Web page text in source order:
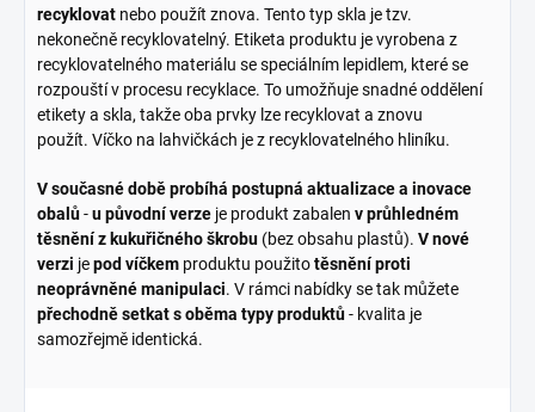
recyklovat nebo použít znova. Tento typ skla je tzv.
nekonečně recyklovatelný. Etiketa produktu je vyrobena z
recyklovatelného materiálu se speciálním lepidlem, které se
rozpouští v procesu recyklace. To umožňuje snadné oddělení
etikety a skla, takže oba prvky lze recyklovat a znovu
použít. Víčko na lahvičkách je z recyklovatelného hliníku.
V současné době probíhá postupná aktualizace a inovace
obalů-u původní verze je produkt zabalen v průhledném
těsnění z kukuřičného škrobu (bez obsahu plastů). V nové
verzi jepod víčkem produktu použitotěsnění proti
neoprávněné manipulaci. V rámci nabídky se tak můžete
přechodně setkat s oběma typy produktů- kvalita je
samozřejmě identická.